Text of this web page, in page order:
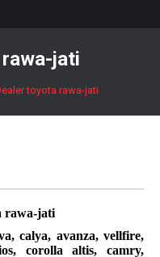
jati
toyota rawa-jati
rawa-jati
calya, avanza, vellfire,
corolla altis, camry,